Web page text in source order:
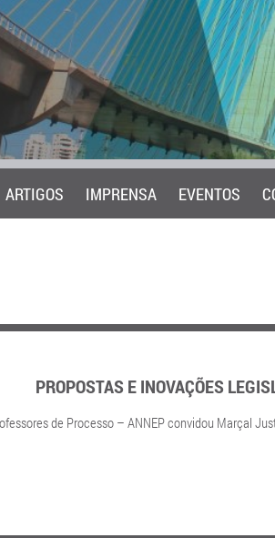
ARTIGOS IMPRENSA EVENTOS
PROPOSTAS E INOVAÇÕES
de Processo – ANNEP convidou Marçal